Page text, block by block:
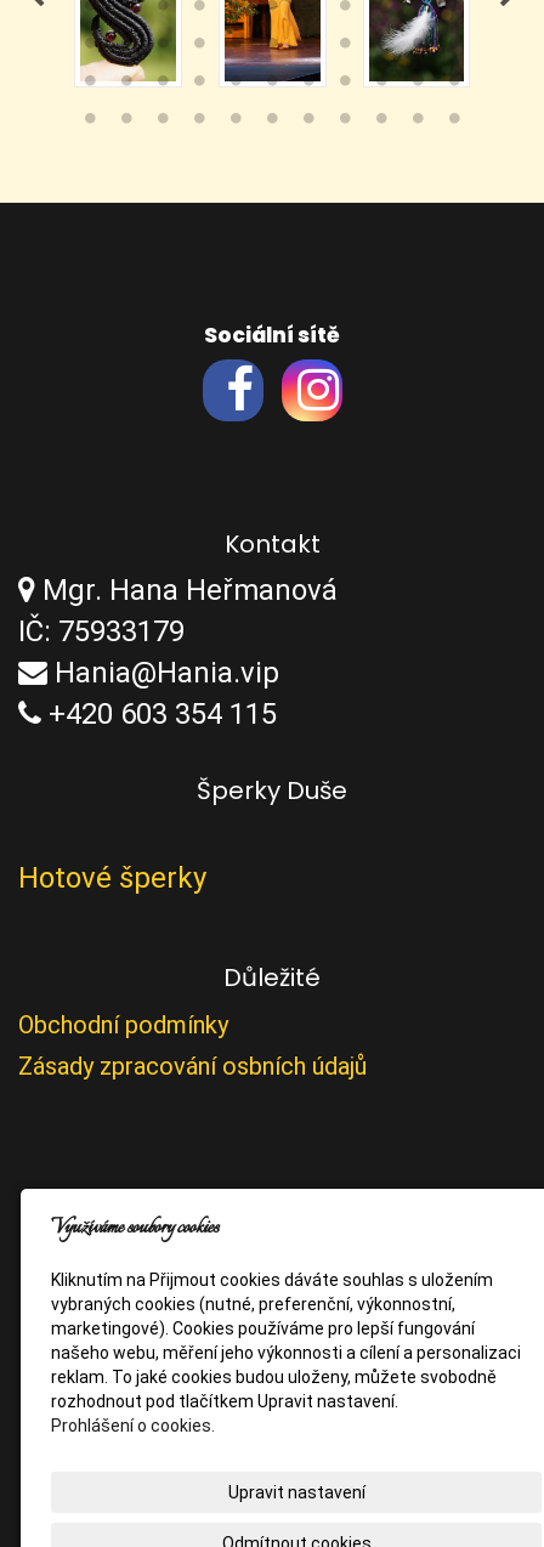
Sociální sítě
Kontakt
Mgr. Hana Heřmanová
IČ: 75933179
Hania@Hania.vip
+420 603 354 115
Šperky Duše
Hotové šperky
Důležité
Obchodní podmínky
Zásady zpracování osbních údajů
Využíváme soubory cookies
Kliknutím na Přijmout cookies dáváte souhlas s uložením
vybraných cookies (nutné, preferenční, výkonnostní,
marketingové). Cookies používáme pro lepší fungování
našeho webu, měření jeho výkonnosti a cílení a personalizaci
reklam. To jaké cookies budou uloženy, můžete svobodně
rozhodnout pod tlačítkem Upravit nastavení.
Prohlášení o cookies.
Upravit nastavení